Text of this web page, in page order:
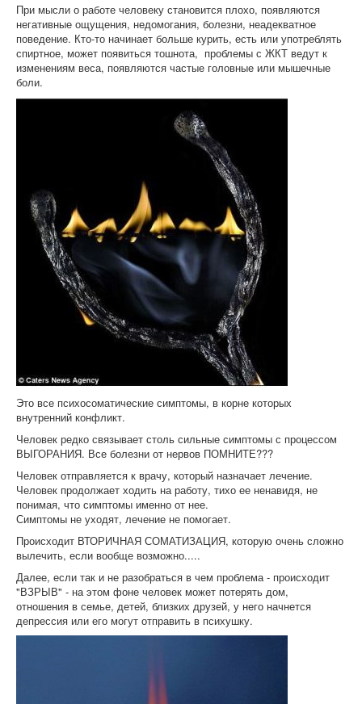
При мысли о работе человеку становится плохо, появляются
негативные ощущения, недомогания, болезни, неадекватное
поведение. Кто-то начинает больше курить, есть или употреблять
спиртное, может появиться тошнота, проблемы с ЖКТ ведут к
изменениям веса, появляются частые головные или мышечные
боли.
Это все психосоматические симптомы, в корне которых
внутренний конфликт.
Человек редко связывает столь сильные симптомы с процессом
ВЫГОРАНИЯ. Все болезни от нервов ПОМНИТЕ???
Человек отправляется к врачу, который назначает лечение.
Человек продолжает ходить на работу, тихо ее ненавидя, не
понимая, что симптомы именно от нее.
Симптомы не уходят, лечение не помогает.
Происходит ВТОРИЧНАЯ СОМАТИЗАЦИЯ, которую очень сложно
вылечить, если вообще возможно.....
Далее, если так и не разобраться в чем проблема - происходит
"ВЗРЫВ" - на этом фоне человек может потерять дом,
отношения в семье, детей, близких друзей, у него начнется
депрессия или его могут отправить в психушку.